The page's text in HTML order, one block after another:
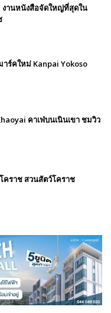
งานหนังสือจัดใหญ่ที่สุดใน
ร์คใหม่ Kanpai Yokoso
คาเฟ่บนเนินเขา ชมวิว
คราช สวนสัตว์โคราช